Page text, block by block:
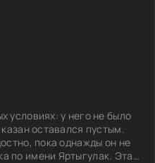
условиях: у него не было
оставался пустым.
пока однажды он не
по имени Яртыгулак. Эта